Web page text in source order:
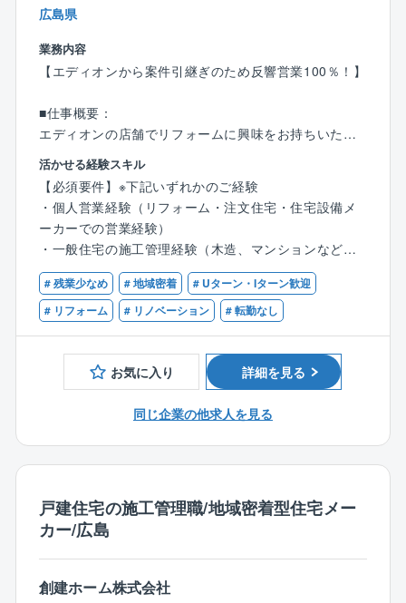
与致します（携帯電話・PCも貸与）。
■同社の強み：
う」と来店される方が多いです。一番の魅力はトータ
テグループ全体での対応力の強さと安心感です。
壁、屋根、水回りなど部分的なリフォームでは無く、
家全体に対するお困りごとや不安に対する対応が可能
です。
・小規模から大規模案件まで年間1,400件を超える実績
がございます。戸建／マンションの全面リフォーム、
康を守る点検なども実施しております。
広島県
業務内容
【エディオンから案件引継ぎのため反響営業100％！】
■仕事概要：
エディオンの店舗でリフォームに興味をお持ちいただ
いたお客様にご提案を行っていただきます。
■仕事の流れ
◎エディオンの店頭担当者からお客様の紹介を受けた
後、お客様のご自宅に伺い現場調査と、ご要望などの
ヒアリングを行います。
◎リフォーム箇所の色味や、取り付ける家電類、また
工事のスケジュール感などご要望に応じて提案を行
い、見積もりを作成します。
※1つのプロジェクトに営業・設計・施工管理の3名体制
で関わり総合的にフォローしていきます。そのため設
計や工事の専門知識などは連携しながら進められま
◎ご契約後は施工管理の専任担当者がつきますので、
しっかりとお客様のお話を聞いていただき引継ぎをお
願いいたします。
■働き方：
◆ワークライフバランス◎残業10h程、休日116日、転
です。
活かせる経験スキル
【必須要件】※下記いずれかのご経験
・個人営業経験（リフォーム・注文住宅・住宅設備メ
ーカーでの営業経験）
・一般住宅の施工管理経験（木造、マンションなど）
・2級施工管理技士保有者
# 残業少なめ # 地域密着
# Uターン・Iターン歓迎
# リフォーム
# リノベーション # 転勤なし
お気に入り 詳細を見る
同じ企業の他求人を見る
戸建住宅の施工管理職/地域密着型住宅メー
カー/広島
創建ホーム株式会社